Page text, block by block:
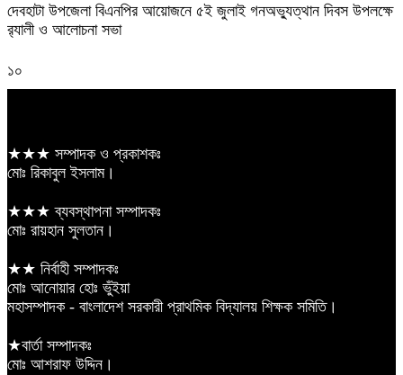
দেবহাটা উপজেলা বিএনপির আয়োজনে ৫ই জুলাই গনঅভ্যুত্থান দিবস উপলক্ষে
র‍্যালী ও আলোচনা সভা
১০
★★★ সম্পাদক ও প্রকাশকঃ
মোঃ রিকাবুল ইসলাম।
★★★ ব্যবস্থাপনা সম্পাদকঃ
মোঃ রায়হান সুলতান।
★★ নির্বাহী সম্পাদকঃ
মোঃ আনোয়ার হোঃ ভুঁইয়া
মহাসম্পাদক - বাংলাদেশ সরকারী প্রাথমিক বিদ্যালয় শিক্ষক সমিতি।
★বার্তা সম্পাদকঃ
মোঃ আশরাফ উদ্দিন।